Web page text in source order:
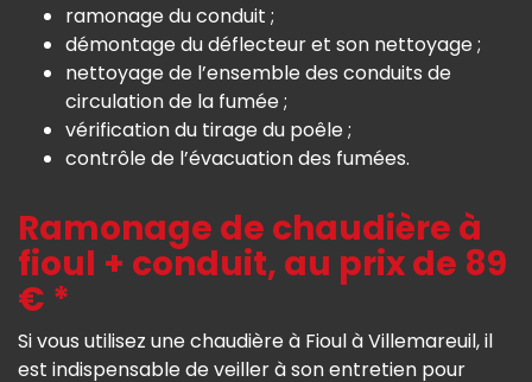
ramonage du conduit ;
démontage du déflecteur et son nettoyage ;
nettoyage de l’ensemble des conduits de
circulation de la fumée ;
vérification du tirage du poêle ;
contrôle de l’évacuation des fumées.
Ramonage de chaudière à
fioul + conduit, au prix de 89
€ *
Si vous utilisez une chaudière à Fioul à Villemareuil, il
est indispensable de veiller à son entretien pour